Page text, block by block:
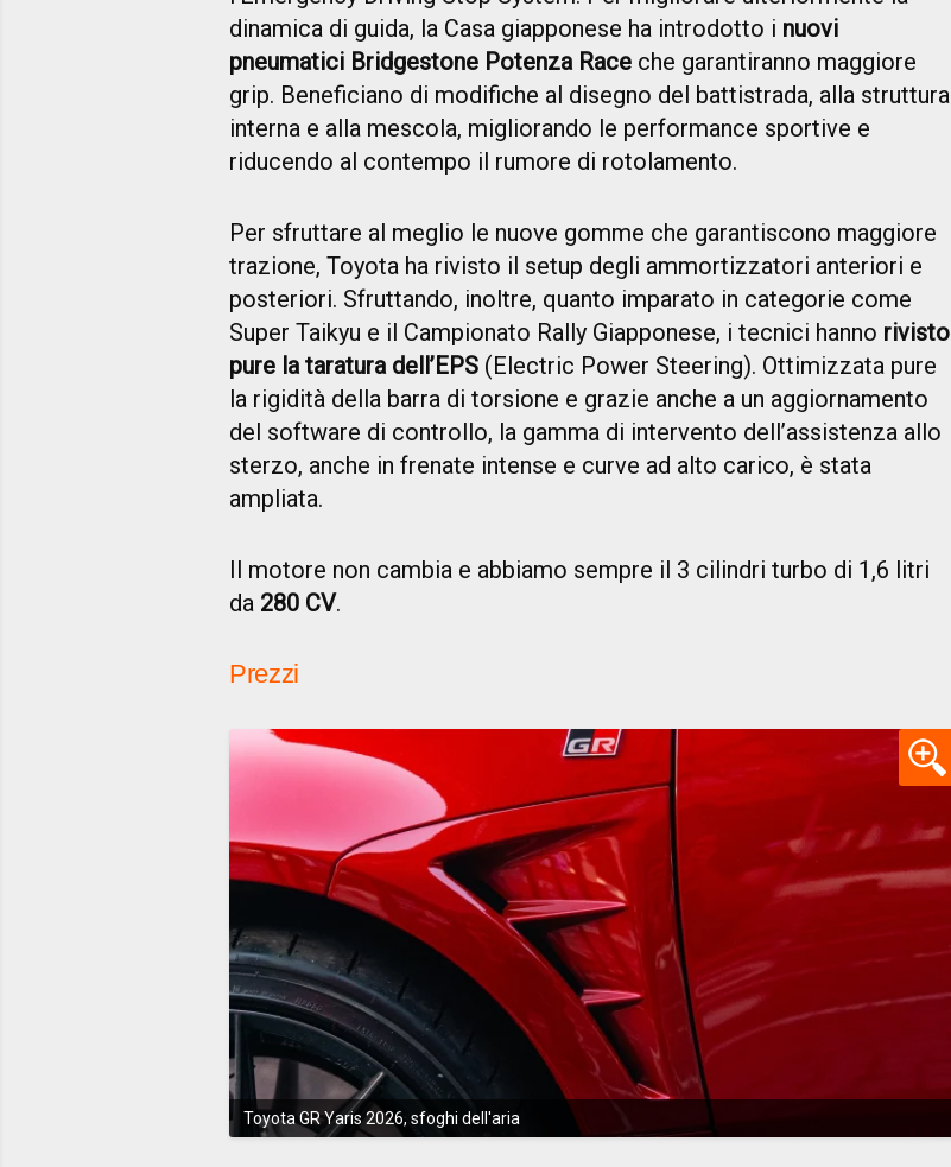
dinamica di guida, la Casa giapponese ha introdotto i nuovi
pneumatici Bridgestone Potenza Race che garantiranno maggiore
grip. Beneficiano di modifiche al disegno del battistrada, alla struttura
interna e alla mescola, migliorando le performance sportive e
riducendo al contempo il rumore di rotolamento.
Per sfruttare al meglio le nuove gomme che garantiscono maggiore
trazione, Toyota ha rivisto il setup degli ammortizzatori anteriori e
posteriori. Sfruttando, inoltre, quanto imparato in categorie come
Super Taikyu e il Campionato Rally Giapponese, i tecnici hanno rivisto
pure la taratura dell’EPS (Electric Power Steering). Ottimizzata pure
la rigidità della barra di torsione e grazie anche a un aggiornamento
del software di controllo, la gamma di intervento dell’assistenza allo
sterzo, anche in frenate intense e curve ad alto carico, è stata
ampliata.
Il motore non cambia e abbiamo sempre il 3 cilindri turbo di 1,6 litri
da 280 CV.
Prezzi
Toyota GR Yaris 2026, sfoghi dell'aria